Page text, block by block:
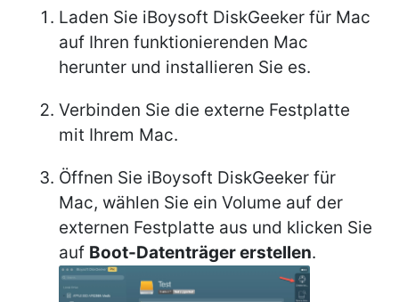
Laden Sie iBoysoft DiskGeeker für Mac
auf Ihren funktionierenden Mac
herunter und installieren Sie es.
Verbinden Sie die externe Festplatte
mit Ihrem Mac.
Öffnen Sie iBoysoft DiskGeeker für
Mac, wählen Sie ein Volume auf der
externen Festplatte aus und klicken Sie
auf Boot-Datenträger erstellen.